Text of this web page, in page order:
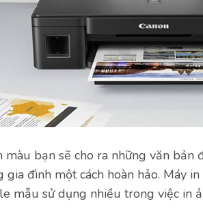
màu bạn sẽ cho ra những văn
đình một cách hoàn hảo. Máy
mẫu sử dụng nhiều trong việc in